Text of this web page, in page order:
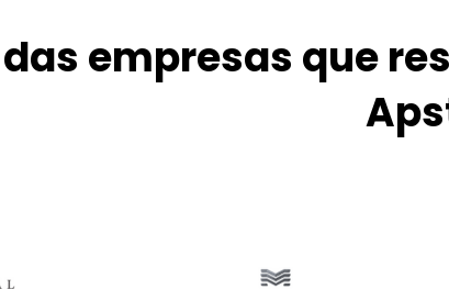
empresas que